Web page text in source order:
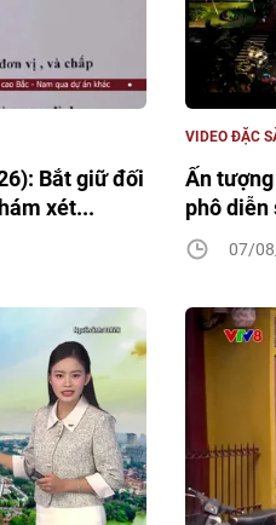
Bắt giữ đối
xét...
Ấn
phô diễn
VIDEO ĐẶC
07/